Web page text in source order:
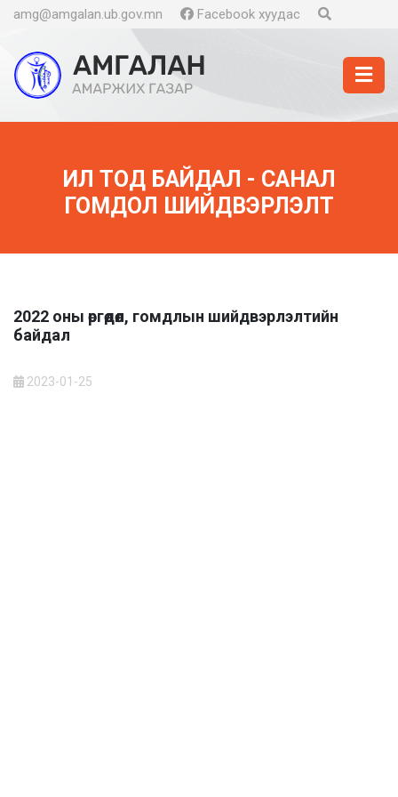
amg@amgalan.ub.gov.mn Facebook хуудас
ИЛ ТОД БАЙДАЛ - САНАЛ
ГОМДОЛ ШИЙДВЭРЛЭЛТ
2022 оны өргөдөл, гомдлын шийдвэрлэлтийн
байдал
2023-01-25